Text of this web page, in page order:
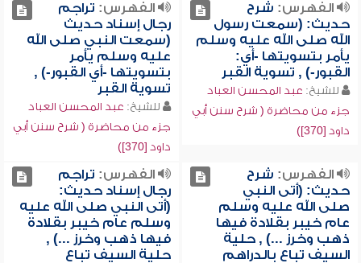
الفهرس: شرح
حديث: (سمعت رسول
الله صلى الله عليه وسلم
يأمر بتسويتها -أي:
القبور-) , تسوية القبر
للشيخ: عبد المحسن العباد
جزء من محاضرة ( شرح سنن أبي
داود [370])
الفهرس: تراجم
رجال إسناد حديث
(سمعت النبي صلى الله
عليه وسلم يأمر
بتسويتها -أي القبور-) ,
تسوية القبر
للشيخ: عبد المحسن العباد
جزء من محاضرة ( شرح سنن أبي
داود [370])
الفهرس: شرح
حديث: (أتى النبي
صلى الله عليه وسلم
عام خيبر بقلادة فيها
ذهب وخرز ...) , حلية
السيف تباع بالدراهم
الفهرس: تراجم
رجال إسناد حديث:
(أتى النبي صلى الله عليه
وسلم عام خيبر بقلادة
فيها ذهب وخرز ...) ,
حلية السيف تباع